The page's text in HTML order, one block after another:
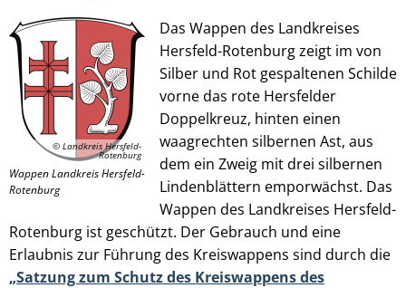
© Landkreis Hersfeld-Rotenburg
© Landkreis Hersfeld-
Rotenburg
Wappen Landkreis Hersfeld-
Rotenburg
Das Wappen des Landkreises
Hersfeld-Rotenburg zeigt im von
Silber und Rot gespaltenen Schilde
vorne das rote Hersfelder
Doppelkreuz, hinten einen
waagrechten silbernen Ast, aus
dem ein Zweig mit drei silbernen
Lindenblättern emporwächst. Das
Wappen des Landkreises Hersfeld-
Rotenburg ist geschützt. Der Gebrauch und eine
Erlaubnis zur Führung des Kreiswappens sind durch die
„Satzung zum Schutz des Kreiswappens des